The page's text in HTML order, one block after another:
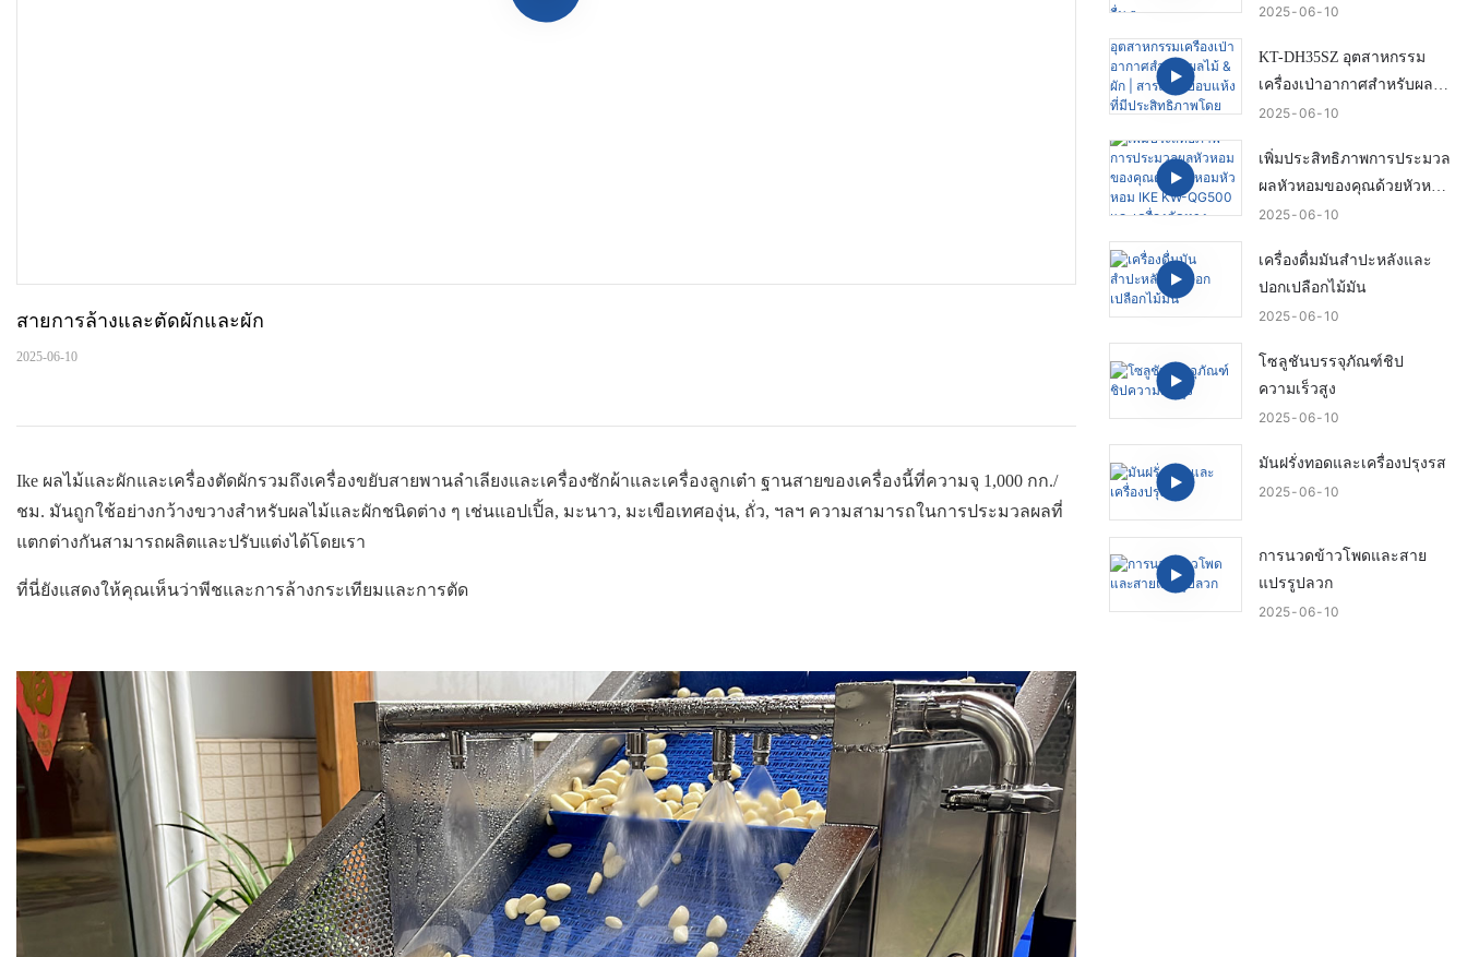
สายการล้างและตัดผักและผัก
2025-06-10
Ike ผลไม้และผักและเครื่องตัดผักรวมถึงเครื่องขยับสายพานลำเลียงและเครื่องซักผ้าและเครื่องลูกเต๋า ฐานสายของเครื่องนี้ที่ความจุ 1,000 กก./
ชม. มันถูกใช้อย่างกว้างขวางสำหรับผลไม้และผักชนิดต่าง ๆ เช่นแอปเปิ้ล, มะนาว, มะเขือเทศองุ่น, ถั่ว, ฯลฯ ความสามารถในการประมวลผลที่
แตกต่างกันสามารถผลิตและปรับแต่งได้โดยเรา
ที่นี่ยังแสดงให้คุณเห็นว่าพีชและการล้างกระเทียมและการตัด
การทำความสะอาดหั่นและ
2025 06 10
KT-DH35SZ อุตสาหกรรม
เครื่องเป่าอากาศสำหรับผลไม้
& ผัก | สารละลายอบแห้งที่มี
2025 06 10
เพิ่มประสิทธิภาพการประมวล
ผลหัวหอมของคุณด้วยหัวหอม
หัวหอม IKE KW-QG500 และ
2025 06 10
เครื่องดื่มมันสำปะหลังและ
ปอกเปลือกไม้มัน
2025 06 10
โซลูชันบรรจุภัณฑ์ชิป
ความเร็วสูง
2025 06 10
มันฝรั่งทอดและเครื่องปรุงรส
2025 06 10
การนวดข้าวโพดและสาย
แปรรูปลวก
2025 06 10